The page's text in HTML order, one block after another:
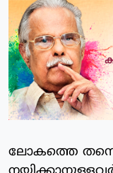
ലോകത്തെ തന്നെ